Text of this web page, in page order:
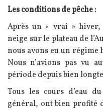
Les conditions de pêche :
Après un « vrai »
neige sur le plateau de
nous avons eu un
Nous n’avions pas vu
période depuis bien
Tous les cours d’eau
général, ont bien profité